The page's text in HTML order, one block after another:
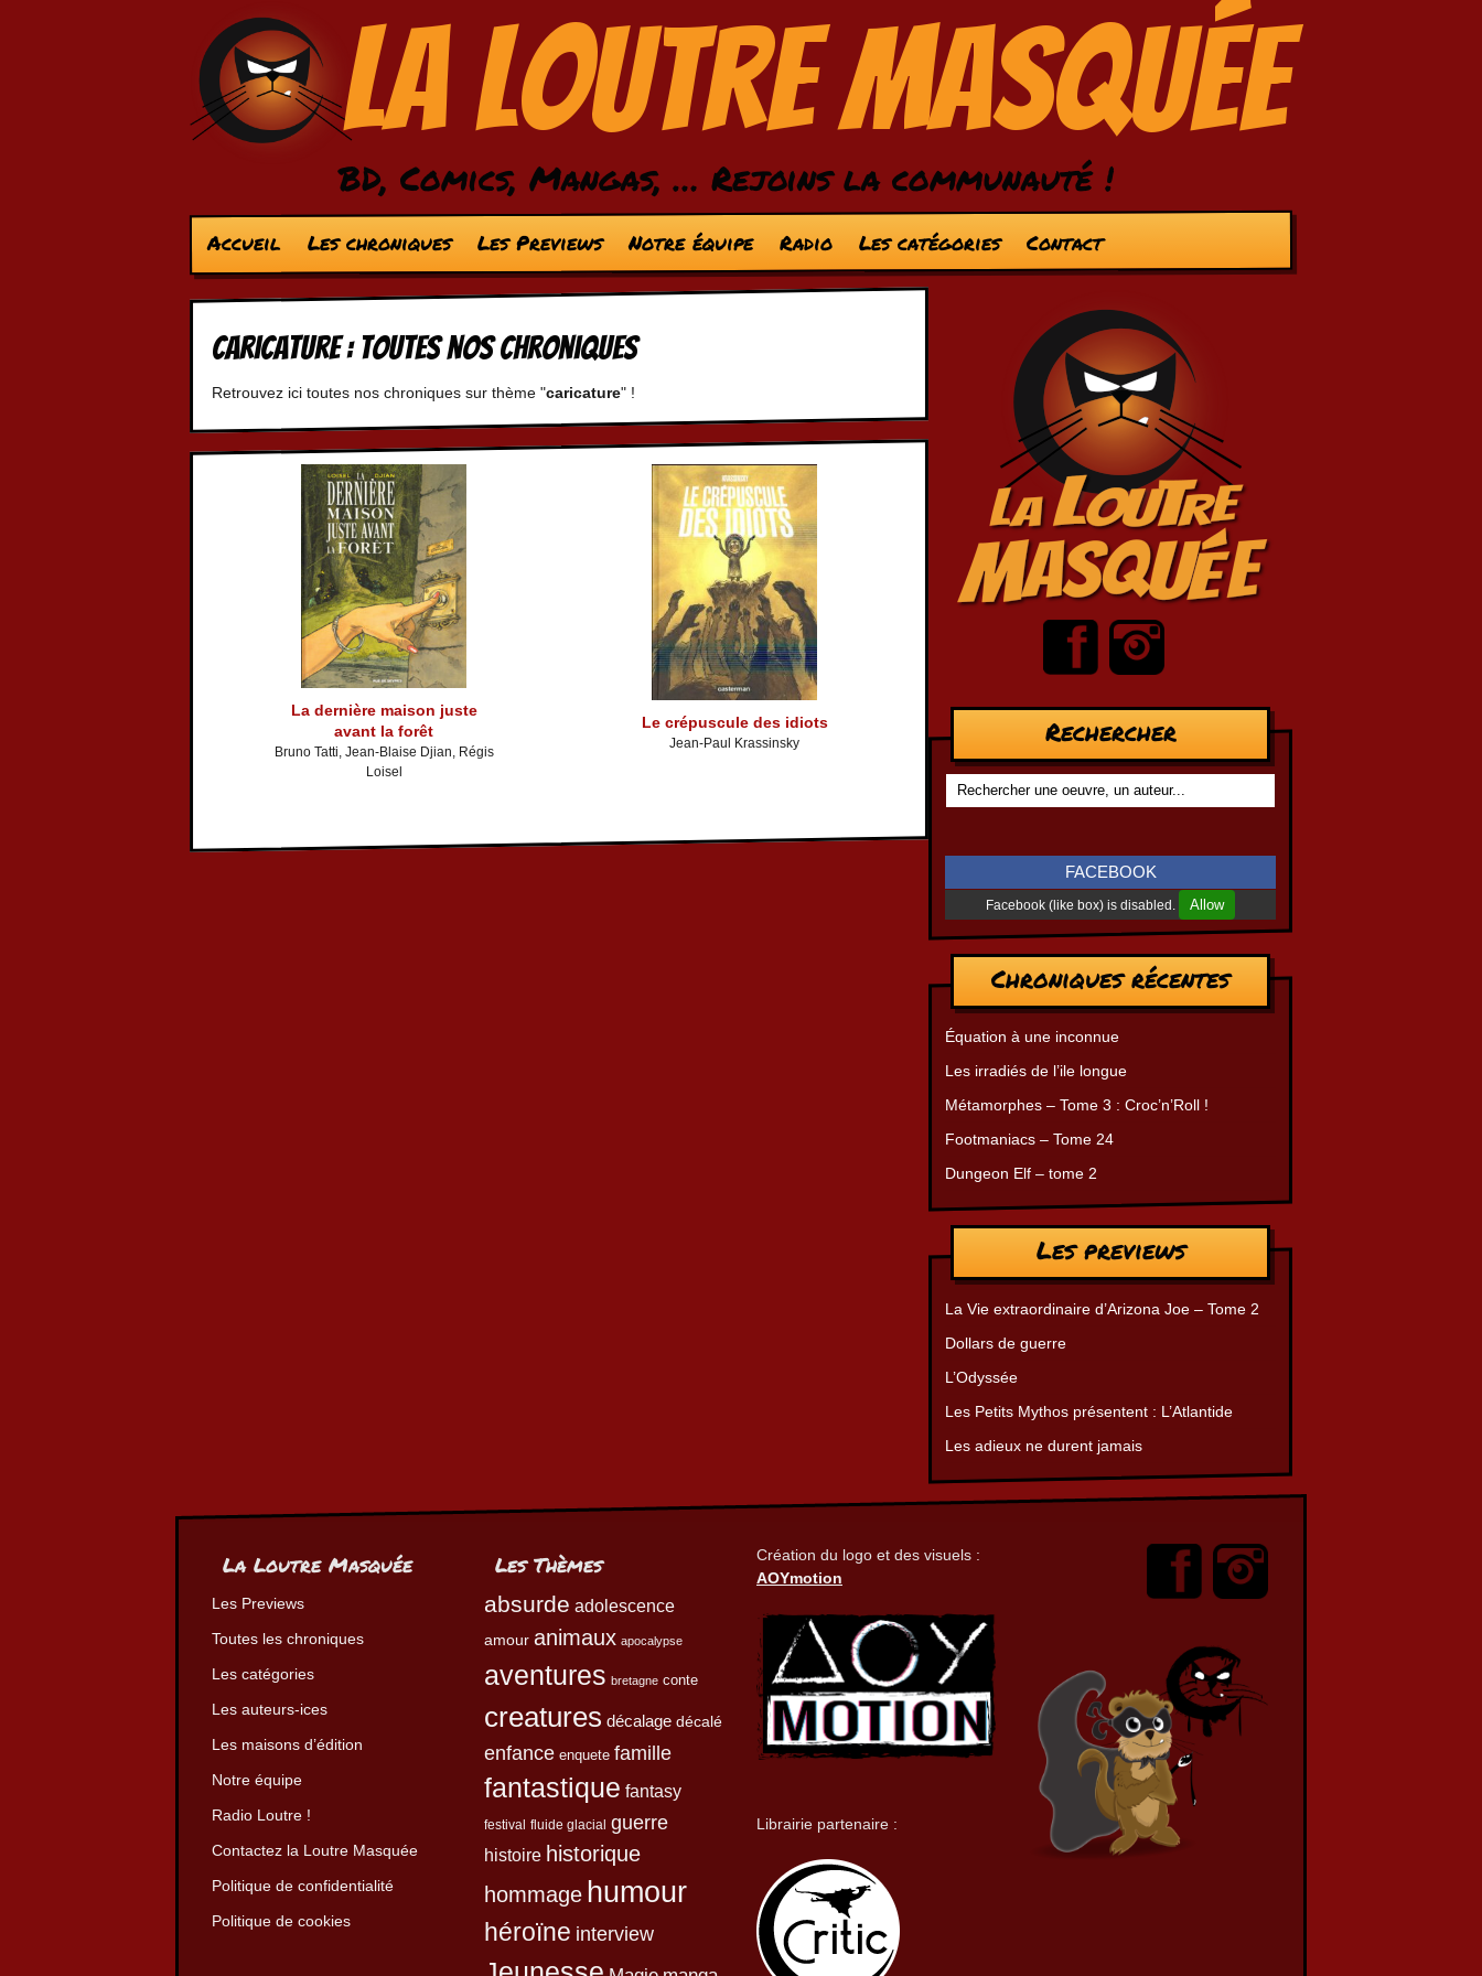
La Loutre Masquée
BD, Comics, Mangas, … Rejoins la communauté !
Accueil Les chroniques Les Previews Notre équipe Radio Les catégories Contact
caricature : Toutes nos chroniques
Retrouvez ici toutes nos chroniques sur thème "caricature" !
La dernière maison juste
avant la forêt
Bruno Tatti, Jean-Blaise Djian, Régis
Loisel
Le crépuscule des idiots
Jean-Paul Krassinsky Rechercher
FACEBOOK
Facebook (like box) is disabled. Allow
Chroniques récentes
Équation à une inconnue
Les irradiés de l’ile longue
Métamorphes – Tome 3 : Croc’n’Roll !
Footmaniacs – Tome 24
Dungeon Elf – tome 2
Les previews
La Vie extraordinaire d’Arizona Joe – Tome 2
Dollars de guerre
L’Odyssée
Les Petits Mythos présentent : L’Atlantide
Les adieux ne durent jamais
La Loutre Masquée
Les Previews
Toutes les chroniques
Les catégories
Les auteurs-ices
Les maisons d’édition
Notre équipe
Radio Loutre !
Contactez la Loutre Masquée
Politique de confidentialité
Politique de cookies
Les Thèmes
absurde adolescence
amour animaux apocalypse
aventures bretagne conte
creatures décalage décalé
enfance enquete famille
fantastique fantasy
festival fluide glacial guerre
histoire historique
hommage humour
héroïne interview
Création du logo et des visuels :
AOYmotion
Librairie partenaire :